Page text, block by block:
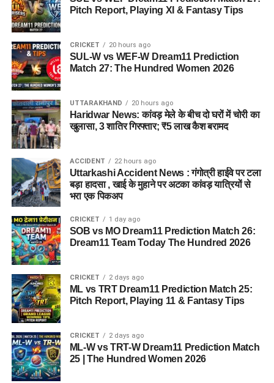
सोनू सैनी और सोनू शर्मा के साथ मिलकर बंद मकानों के ताले तोड़कर चोरी
की थी।
पुलिस के अनुसार, आरोपी ने चेकिंग के दौरान खुद को पुलिसकर्मी बताकर
बचने के लिए पुलिस कार्ड अपने पास रखा था।
धामपुर में बेचे थे चोरी के जेवर
पुलिस पूछताछ में आरोपियों ने बताया कि चोरी किए गएसोने के आभूषण
धामपुर में एक व्यापारी को ₹5 लाख में बेचे गए थे।
अक्षय उर्फ गोलू की निशानदेही पर पुलिस टीम ने रावली महदूद में डेंसो चौक
के पास स्थित एक कमरे में दबिश दी। यहां से पुलिस नेसोनू सैनी निवासी
बिजनौर और सोनू शर्मा निवासी मुरादाबादको गिरफ्तार कर लिया।
पुलिस के मुताबिक, तीनों आरोपी चोरी के जेवर बेचकर मिली रकम को आपस
में बांटने की तैयारी कर रहे थे। इससे पहले ही पुलिस ने उन्हें गिरफ्तार कर
लिया।
₹5 लाख कैश समेत ये सामान बरामद
रानीपुर पुलिस और सीआईयू की संयुक्त टीम ने आरोपियों के कब्जे से कुल
₹5 लाख की नकदी
गया टैम्पो और मृतक के कुछ दस्तावेज भी बरामद किए गए हैं।
पुलिस के अनुसार बरामदगी
Pitch Report, Playing XI & Fantasy Tips
CRICKET 20 hours ago
SUL-W vs WEF-W Dream11 Prediction
Match 27: The Hundred Women 2026
UTTARAKHAND 20 hours ago
Haridwar News: कांवड़ मेले के बीच दो घरों में चोरी का
खुलासा, 3 शातिर गिरफ्तार; ₹5 लाख कैश बरामद
ACCIDENT 22 hours ago
Uttarkashi Accident News : गंगोत्री हाईवे पर टला
बड़ा हादसा , खाई के मुहाने पर अटका कांवड़ यात्रियों से
भरा एक पिकअप
CRICKET 1 day ago
SOB vs MO Dream11 Prediction Match 26:
Dream11 Team Today The Hundred 2026
CRICKET 2 days ago
ML vs TRT Dream11 Prediction Match 25:
Pitch Report, Playing 11 & Fantasy Tips
CRICKET 2 days ago
ML-W vs TRT-W Dream11 Prediction Match
25 | The Hundred Women 2026